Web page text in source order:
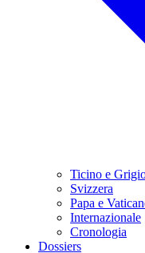
Ticino e
Svizzera
Papa e
Internazionale
Cronologia
Dossiers